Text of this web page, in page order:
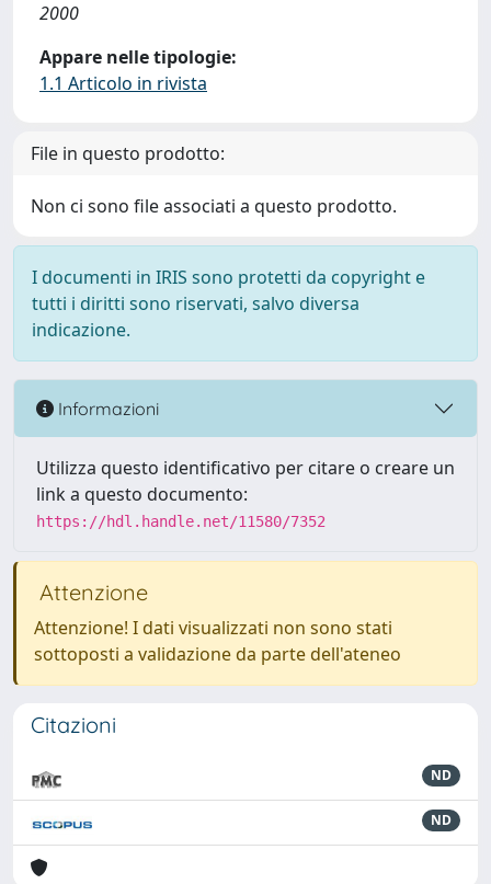
2000
Appare nelle tipologie:
1.1 Articolo in rivista
File in questo prodotto:
Non ci sono file associati a questo prodotto.
I documenti in IRIS sono protetti da copyright e
tutti i diritti sono riservati, salvo diversa
indicazione.
Informazioni
Utilizza questo identificativo per citare o creare un
link a questo documento:
https://hdl.handle.net/11580/7352
Attenzione
Attenzione! I dati visualizzati non sono stati
sottoposti a validazione da parte dell'ateneo
Citazioni
ND
ND